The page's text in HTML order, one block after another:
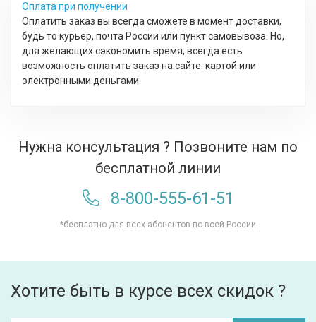
Оплата при получении
Оплатить заказ вы всегда сможете в момент доставки,
будь то курьер, почта России или пункт самовывоза. Но,
для желающих сэкономить время, всегда есть
возможность оплатить заказ на сайте: картой или
электронными деньгами.
Нужна консультация ? Позвоните нам по
бесплатной линии
8-800-555-61-51
*бесплатно для всех абонентов по всей России
Хотите быть в курсе всех скидок ?